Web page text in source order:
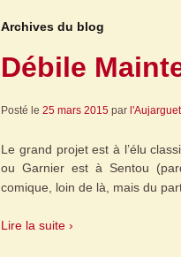
Archives du blog
Débile
Posté le25 mars 2015 par
Le grand projet est à l’élu
ou Garnier est à Sentou
comique, loin de là, mais du
Lire la suite ›